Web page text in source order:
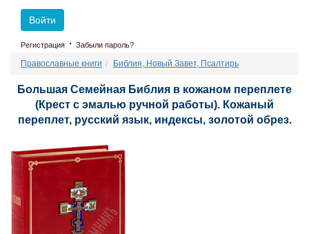
Войти
Регистрация · Забыли пароль?
Православные книги Библия, Новый Завет, Псалтирь
Большая Семейная Библия в кожаном переплете
(Крест с эмалью ручной работы). Кожаный
переплет, русский язык, индексы, золотой обрез.